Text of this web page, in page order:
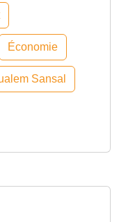
Économie
Sansal